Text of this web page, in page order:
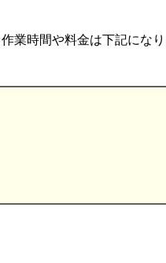
業時間や料金は下記になり